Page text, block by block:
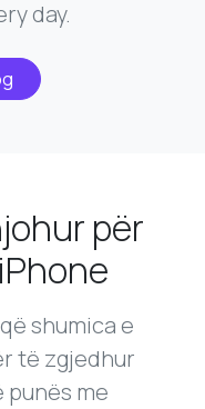
day.
për
shumica e
të zgjedhur
me